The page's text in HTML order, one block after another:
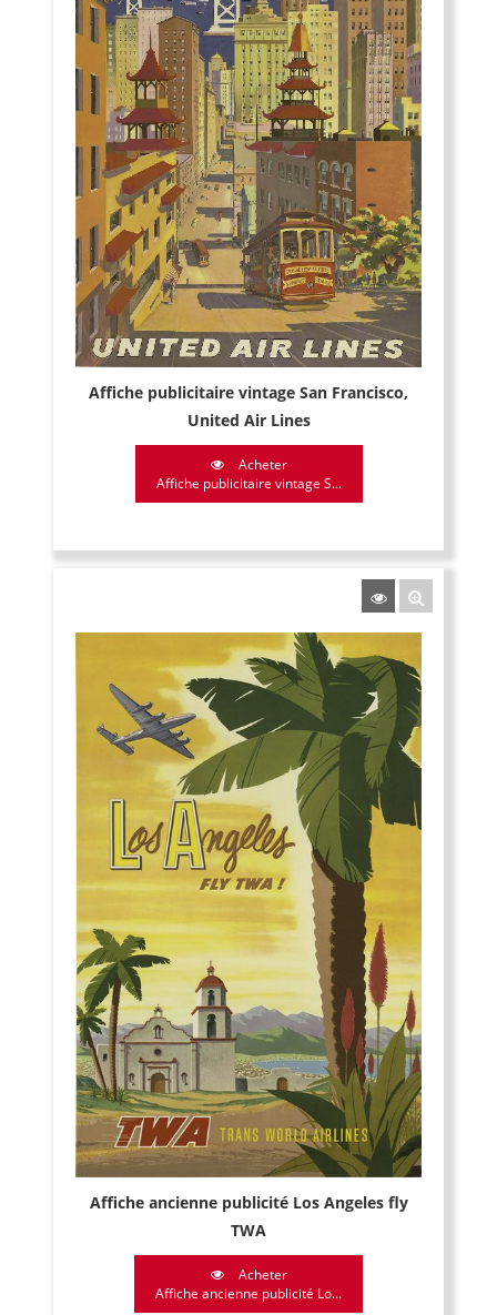
Affiche publicitaire vintage San Francisco,
United Air Lines
Acheter
Affiche publicitaire vintage S...
Affiche ancienne publicité Los Angeles fly
TWA
Acheter
Affiche ancienne publicité Lo...